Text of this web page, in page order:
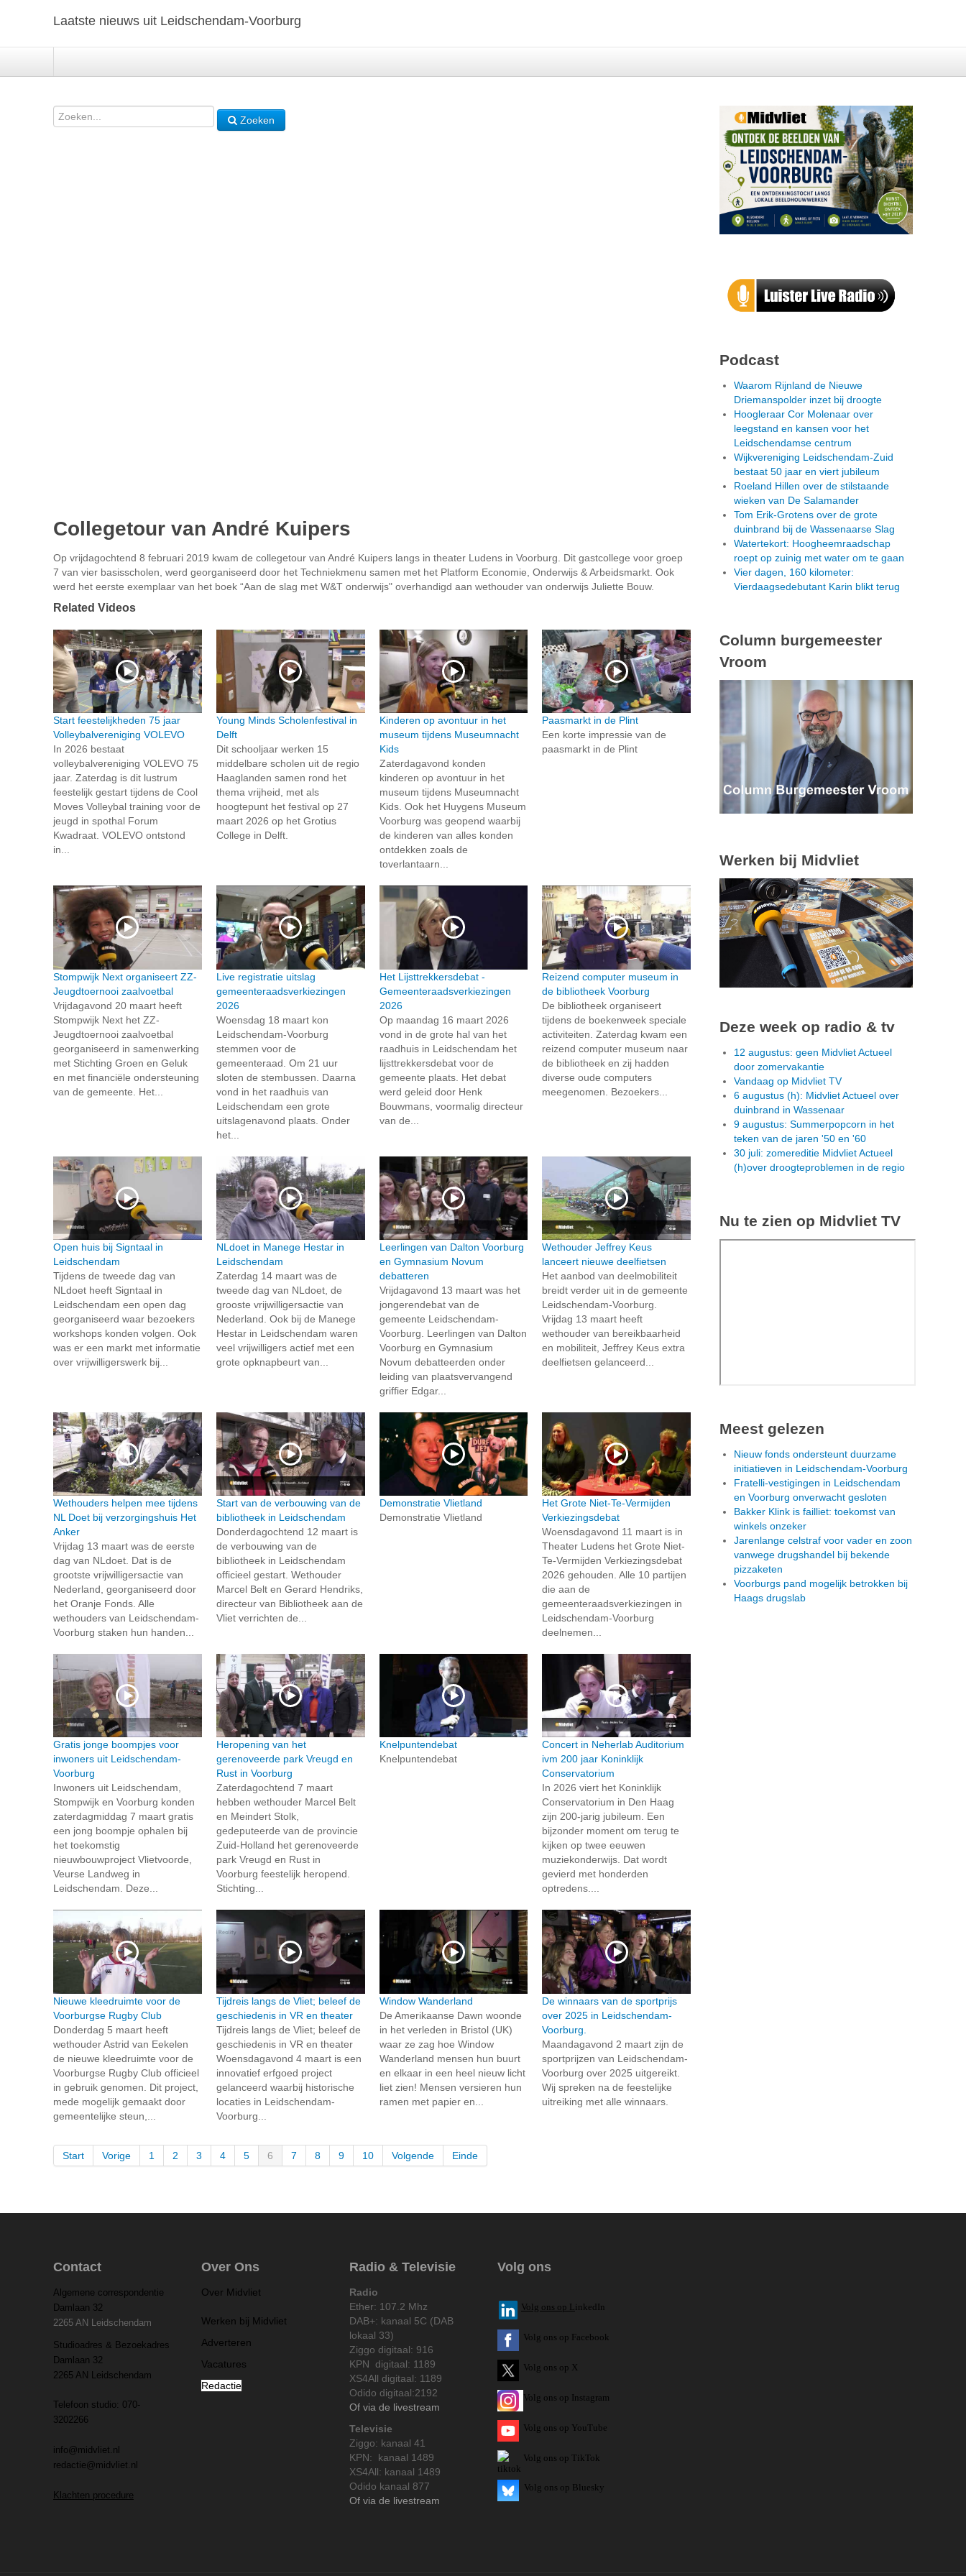
Laatste nieuws uit Leidschendam-Voorburg
Zoeken
Collegetour van André Kuipers
Op vrijdagochtend 8 februari 2019 kwam de collegetour van André Kuipers langs in theater Ludens in Voorburg. Dit gastcollege voor groep
7 van vier basisscholen, werd georganiseerd door het Techniekmenu samen met het Platform Economie, Onderwijs & Arbeidsmarkt. Ook
werd het eerste exemplaar van het boek “Aan de slag met W&T onderwijs" overhandigd aan wethouder van onderwijs Juliette Bouw.
Related Videos
Start feestelijkheden 75 jaar
Volleybalvereniging VOLEVO
In 2026 bestaat
volleybalvereniging VOLEVO 75
jaar. Zaterdag is dit lustrum
feestelijk gestart tijdens de Cool
Moves Volleybal training voor de
jeugd in spothal Forum
Kwadraat. VOLEVO ontstond
in...
Young Minds Scholenfestival in
Delft
Dit schooljaar werken 15
middelbare scholen uit de regio
Haaglanden samen rond het
thema vrijheid, met als
hoogtepunt het festival op 27
maart 2026 op het Grotius
College in Delft.
Kinderen op avontuur in het
museum tijdens Museumnacht
Kids
Zaterdagavond konden
kinderen op avontuur in het
museum tijdens Museumnacht
Kids. Ook het Huygens Museum
Voorburg was geopend waarbij
de kinderen van alles konden
ontdekken zoals de
toverlantaarn...
Paasmarkt in de Plint
Een korte impressie van de
paasmarkt in de Plint
Stompwijk Next organiseert ZZ-
Jeugdtoernooi zaalvoetbal
Vrijdagavond 20 maart heeft
Stompwijk Next het ZZ-
Jeugdtoernooi zaalvoetbal
georganiseerd in samenwerking
met Stichting Groen en Geluk
en met financiële ondersteuning
van de gemeente. Het...
Live registratie uitslag
gemeenteraadsverkiezingen
2026
Woensdag 18 maart kon
Leidschendam-Voorburg
stemmen voor de
gemeenteraad. Om 21 uur
sloten de stembussen. Daarna
vond in het raadhuis van
Leidschendam een grote
uitslagenavond plaats. Onder
het...
Het Lijsttrekkersdebat -
Gemeenteraadsverkiezingen
2026
Op maandag 16 maart 2026
vond in de grote hal van het
raadhuis in Leidschendam het
lijsttrekkersdebat voor de
gemeente plaats. Het debat
werd geleid door Henk
Bouwmans, voormalig directeur
van de...
Reizend computer museum in
de bibliotheek Voorburg
De bibliotheek organiseert
tijdens de boekenweek speciale
activiteiten. Zaterdag kwam een
reizend computer museum naar
de bibliotheek en zij hadden
diverse oude computers
meegenomen. Bezoekers...
Open huis bij Signtaal in
Leidschendam
Tijdens de tweede dag van
NLdoet heeft Signtaal in
Leidschendam een open dag
georganiseerd waar bezoekers
workshops konden volgen. Ook
was er een markt met informatie
over vrijwilligerswerk bij...
NLdoet in Manege Hestar in
Leidschendam
Zaterdag 14 maart was de
tweede dag van NLdoet, de
grooste vrijwilligersactie van
Nederland. Ook bij de Manege
Hestar in Leidschendam waren
veel vrijwilligers actief met een
grote opknapbeurt van...
Leerlingen van Dalton Voorburg
en Gymnasium Novum
debatteren
Vrijdagavond 13 maart was het
jongerendebat van de
gemeente Leidschendam-
Voorburg. Leerlingen van Dalton
Voorburg en Gymnasium
Novum debatteerden onder
leiding van plaatsvervangend
griffier Edgar...
Wethouder Jeffrey Keus
lanceert nieuwe deelfietsen
Het aanbod van deelmobiliteit
breidt verder uit in de gemeente
Leidschendam-Voorburg.
Vrijdag 13 maart heeft
wethouder van bereikbaarheid
en mobiliteit, Jeffrey Keus extra
deelfietsen gelanceerd...
Wethouders helpen mee tijdens
NL Doet bij verzorgingshuis Het
Anker
Vrijdag 13 maart was de eerste
dag van NLdoet. Dat is de
grootste vrijwilligersactie van
Nederland, georganiseerd door
het Oranje Fonds. Alle
wethouders van Leidschendam-
Voorburg staken hun handen...
Start van de verbouwing van de
bibliotheek in Leidschendam
Donderdagochtend 12 maart is
de verbouwing van de
bibliotheek in Leidschendam
officieel gestart. Wethouder
Marcel Belt en Gerard Hendriks,
directeur van Bibliotheek aan de
Vliet verrichten de...
Demonstratie Vlietland
Demonstratie Vlietland
Het Grote Niet-Te-Vermijden
Verkiezingsdebat
Woensdagavond 11 maart is in
Theater Ludens het Grote Niet-
Te-Vermijden Verkiezingsdebat
2026 gehouden. Alle 10 partijen
die aan de
gemeenteraadsverkiezingen in
Leidschendam-Voorburg
deelnemen...
Gratis jonge boompjes voor
inwoners uit Leidschendam-
Voorburg
Inwoners uit Leidschendam,
Stompwijk en Voorburg konden
zaterdagmiddag 7 maart gratis
een jong boompje ophalen bij
het toekomstig
nieuwbouwproject Vlietvoorde,
Veurse Landweg in
Leidschendam. Deze...
Heropening van het
gerenoveerde park Vreugd en
Rust in Voorburg
Zaterdagochtend 7 maart
hebben wethouder Marcel Belt
en Meindert Stolk,
gedeputeerde van de provincie
Zuid-Holland het gerenoveerde
park Vreugd en Rust in
Voorburg feestelijk heropend.
Stichting...
Knelpuntendebat
Knelpuntendebat
Concert in Neherlab Auditorium
ivm 200 jaar Koninklijk
Conservatorium
In 2026 viert het Koninklijk
Conservatorium in Den Haag
zijn 200-jarig jubileum. Een
bijzonder moment om terug te
kijken op twee eeuwen
muziekonderwijs. Dat wordt
gevierd met honderden
optredens....
Nieuwe kleedruimte voor de
Voorburgse Rugby Club
Donderdag 5 maart heeft
wethouder Astrid van Eekelen
de nieuwe kleedruimte voor de
Voorburgse Rugby Club officieel
in gebruik genomen. Dit project,
mede mogelijk gemaakt door
gemeentelijke steun,...
Tijdreis langs de Vliet; beleef de
geschiedenis in VR en theater
Tijdreis langs de Vliet; beleef de
geschiedenis in VR en theater
Woensdagavond 4 maart is een
innovatief erfgoed project
gelanceerd waarbij historische
locaties in Leidschendam-
Voorburg...
Window Wanderland
De Amerikaanse Dawn woonde
in het verleden in Bristol (UK)
waar ze zag hoe Window
Wanderland mensen hun buurt
en elkaar in een heel nieuw licht
liet zien! Mensen versieren hun
ramen met papier en...
De winnaars van de sportprijs
over 2025 in Leidschendam-
Voorburg.
Maandagavond 2 maart zijn de
sportprijzen van Leidschendam-
Voorburg over 2025 uitgereikt.
Wij spreken na de feestelijke
uitreiking met alle winnaars.
Start Vorige 1 2 3 4 5 6 7 8 9 10 Volgende Einde
Podcast
Waarom Rijnland de Nieuwe
Driemanspolder inzet bij droogte
Hoogleraar Cor Molenaar over
leegstand en kansen voor het
Leidschendamse centrum
Wijkvereniging Leidschendam-Zuid
bestaat 50 jaar en viert jubileum
Roeland Hillen over de stilstaande
wieken van De Salamander
Tom Erik-Grotens over de grote
duinbrand bij de Wassenaarse Slag
Watertekort: Hoogheemraadschap
roept op zuinig met water om te gaan
Vier dagen, 160 kilometer:
Vierdaagsedebutant Karin blikt terug
Column burgemeester
Vroom
Werken bij Midvliet
Deze week op radio & tv
12 augustus: geen Midvliet Actueel
door zomervakantie
Vandaag op Midvliet TV
6 augustus (h): Midvliet Actueel over
duinbrand in Wassenaar
9 augustus: Summerpopcorn in het
teken van de jaren '50 en '60
30 juli: zomereditie Midvliet Actueel
(h)over droogteproblemen in de regio
Nu te zien op Midvliet TV
Meest gelezen
Nieuw fonds ondersteunt duurzame
initiatieven in Leidschendam-Voorburg
Fratelli-vestigingen in Leidschendam
en Voorburg onverwacht gesloten
Bakker Klink is failliet: toekomst van
winkels onzeker
Jarenlange celstraf voor vader en zoon
vanwege drugshandel bij bekende
pizzaketen
Voorburgs pand mogelijk betrokken bij
Haags drugslab
Contact
Algemene correspondentie
Damlaan 32
2265 AN Leidschendam
Studioadres & Bezoekadres
Damlaan 32
2265 AN Leidschendam
Telefoon studio: 070-
3202266
info@midvliet.nl
redactie@midvliet.nl
Klachten procedure
Over Ons
Over Midvliet
Werken bij Midvliet
Adverteren
Vacatures
Redactie
Radio & Televisie
Radio
Ether: 107.2 Mhz
DAB+: kanaal 5C (DAB
lokaal 33)
Ziggo digitaal: 916
KPN digitaal: 1189
XS4All digitaal: 1189
Odido digitaal:2192
Of via de livestream
Televisie
Ziggo: kanaal 41
KPN: kanaal 1489
XS4All: kanaal 1489
Odido kanaal 877
Of via de livestream
Volg ons
Volg ons op L inkedIn
Volg ons op Facebook
Volg ons op X
Volg ons op Instagram
Volg ons op YouTube
Volg ons op TikTok
Volg ons op Bluesky